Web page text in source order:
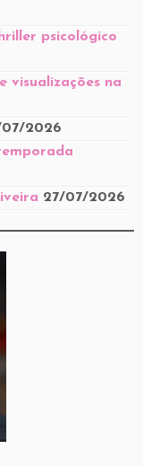
psicológico
visualizações na
2026
27/07/2026